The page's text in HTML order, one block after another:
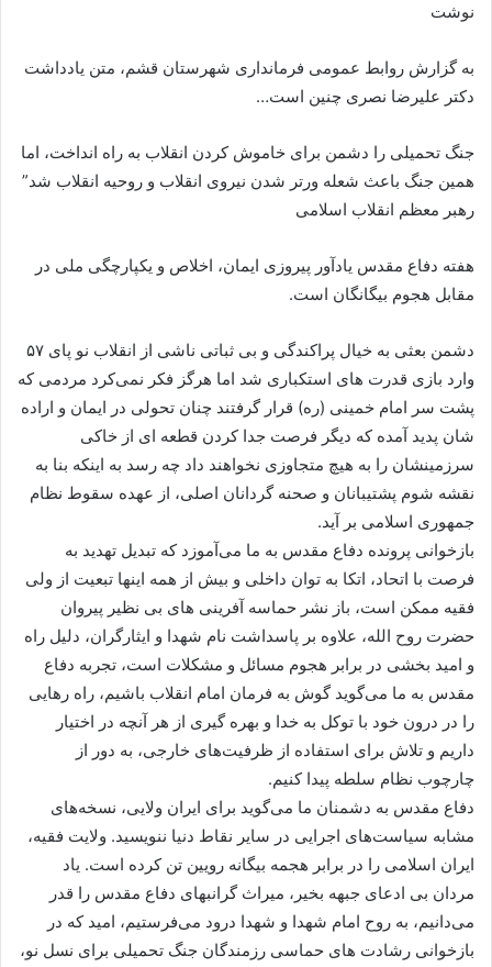
نوشت
به گزارش روابط عمومی فرمانداری شهرستان قشم، متن یادداشت
دکتر علیرضا نصری چنین است…
جنگ تحمیلی را دشمن برای خاموش کردن انقلاب به راه انداخت، اما
همین جنگ باعث شعله ورتر شدن نیروی انقلاب و روحیه انقلاب شد”
رهبر معظم انقلاب اسلامی
هفته دفاع مقدس یادآور پیروزی ایمان، اخلاص و یکپارچگی ملی در
مقابل هجوم بیگانگان است.
دشمن بعثی به خیال پراکندگی و بی ثباتی ناشی از انقلاب نو پای ۵۷
وارد بازی قدرت های استکباری شد اما هرگز فکر نمی‌کرد مردمی که
پشت سر امام خمینی (ره) قرار گرفتند چنان تحولی در ایمان و اراده
شان پدید آمده که دیگر فرصت جدا کردن قطعه ای از خاکی
سرزمینشان را به هیچ متجاوزی نخواهند داد چه رسد به اینکه بنا به
نقشه شوم پشتیبانان و صحنه گردانان اصلی، از عهده سقوط نظام
جمهوری اسلامی بر آید.
بازخوانی پرونده دفاع مقدس به ما می‌آموزد که تبدیل تهدید به
فرصت با اتحاد، اتکا به توان داخلی و بیش از همه اینها تبعیت از ولی
فقیه ممکن است، باز نشر حماسه آفرینی های بی نظیر پیروان
حضرت روح الله، علاوه بر پاسداشت نام شهدا و ایثارگران، دلیل راه
و امید بخشی در برابر هجوم مسائل و مشکلات است، تجربه دفاع
مقدس به ما می‌گوید گوش به فرمان امام انقلاب باشیم، راه رهایی
را در درون خود با توکل به خدا و بهره گیری از هر آنچه در اختیار
داریم و تلاش برای استفاده از ظرفیت‌های خارجی، به دور از
چارچوب نظام سلطه پیدا کنیم.
دفاع مقدس به دشمنان ما می‌گوید برای ایران ولایی، نسخه‌های
مشابه سیاست‌های اجرایی در سایر نقاط دنیا ننویسید. ولایت فقیه،
ایران اسلامی را در برابر هجمه بیگانه رویین تن کرده است. یاد
مردان بی ادعای جبهه بخیر، میراث گرانبهای دفاع مقدس را قدر
می‌دانیم، به روح امام شهدا و شهدا درود می‌فرستیم، امید که در
بازخوانی رشادت های حماسی رزمندگان جنگ تحمیلی برای نسل نو،